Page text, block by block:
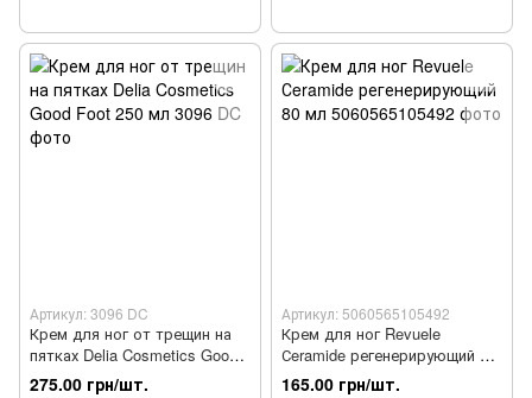
Артикул: 3096 DC
Крем для ног от трещин на
пятках Delia Cosmetics Good
Foot 250 мл
275.00 грн/шт.
Артикул: 5060565105492
Крем для ног Revuele
Сeramide регенерирующий 80
мл
165.00 грн/шт.